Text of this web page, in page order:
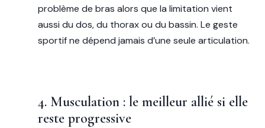
problème de bras alors que la limitation vient
aussi du dos, du thorax ou du bassin. Le geste
sportif ne dépend jamais d’une seule articulation.
4. Musculation : le meilleur allié si elle
reste progressive